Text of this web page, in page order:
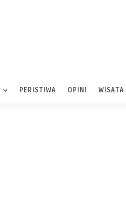
PERISTIWA OPINI WISATA